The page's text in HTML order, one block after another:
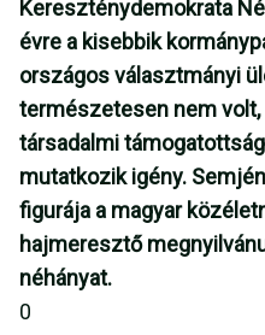
Kereszténydemokrata
évre a kisebbik
országos választmányi
természetesen nem
társadalmi
mutatkozik igény.
figurája a magyar
hajmeresztő
néhányat.
0